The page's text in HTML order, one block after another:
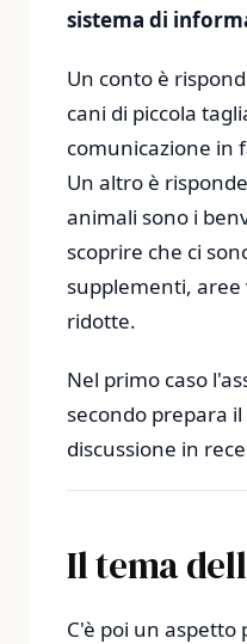
sistema di
Un conto è
cani di piccola
comunicazione in
Un altro è
animali sono i
scoprire che ci
supplementi,
ridotte.
Nel primo caso
secondo prepara
discussione in
Il tema
C'è poi un aspetto